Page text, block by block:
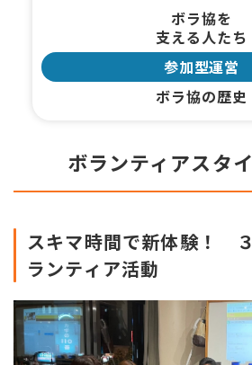
ボラ協を
支える人たち
参加型運営
ボラ協の歴史
ボランティアスタ
スキマ時間で新体験！
ランティア活動